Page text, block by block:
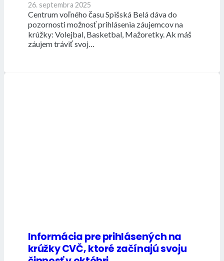
26. septembra 2025
Centrum voľného času Spišská Belá dáva do
pozornosti možnosť prihlásenia záujemcov na
krúžky: Volejbal, Basketbal, Mažoretky. Ak máš
záujem tráviť svoj…
Informácia pre prihlásených na
krúžky CVČ, ktoré začínajú svoju